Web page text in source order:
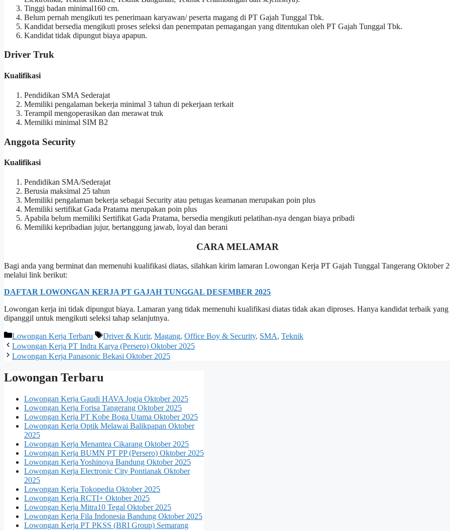
Tinggi badan minimal160 cm.
Belum pernah mengikuti tes penerimaan karyawan/ peserta magang di PT Gajah Tunggal Tbk.
Kandidat bersedia mengikuti proses seleksi dan penempatan pemagangan yang ditentukan oleh PT Gajah Tunggal Tbk.
Kandidat tidak dipungut biaya apapun.
Driver Truk
Kualifikasi
Pendidikan SMA Sederajat
Memiliki pengalaman bekerja minimal 3 tahun di pekerjaan terkait
Terampil mengoperasikan dan merawat truk
Memiliki minimal SIM B2
Anggota Security
Kualifikasi
Pendidikan SMA/Sederajat
Berusia maksimal 25 tahun
Memiliki pengalaman bekerja sebagai Security atau petugas keamanan merupakan poin plus
Memiliki sertifikat Gada Pratama merupakan poin plus
Apabila belum memiliki Sertifikat Gada Pratama, bersedia mengikuti pelatihan-nya dengan biaya pribadi
Memiliki kepribadian jujur, bertanggung jawab, loyal dan berani
CARA MELAMAR
Bagi anda yang berminat dan memenuhi kualifikasi diatas, silahkan kirim lamaran Lowongan Kerja PT Gajah Tunggal Tangerang Oktober
melalui link berikut:
DAFTAR LOWONGAN KERJA PT GAJAH TUNGGAL DESEMBER 2025
Lowongan kerja ini tidak dipungut biaya. Lamaran yang tidak memenuhi kualifikasi diatas tidak akan diproses. Hanya kandidat terbaik yang
dipanggil untuk mengikuti seleksi tahap selanjutnya.
Kategori
Lowongan Kerja Terbaru Tag
Driver & Kurir, Magang, Office Boy & Security, SMA, Teknik
Lowongan Kerja PT Indra Karya (Persero) Oktober 2025
Lowongan Kerja Panasonic Bekasi Oktober 2025
Lowongan Terbaru
Lowongan Kerja Gaudi HAVA Jogja Oktober 2025
Lowongan Kerja Forisa Tangerang Oktober 2025
Lowongan Kerja PT Kobe Boga Utama Oktober 2025
Lowongan Kerja Optik Melawai Balikpapan Oktober
2025
Lowongan Kerja Menantea Cikarang Oktober 2025
Lowongan Kerja BUMN PT PP (Persero) Oktober 2025
Lowongan Kerja Yoshinoya Bandung Oktober 2025
Lowongan Kerja Electronic City Pontianak Oktober
2025
Lowongan Kerja Tokopedia Oktober 2025
Lowongan Kerja RCTI+ Oktober 2025
Lowongan Kerja Mitra10 Tegal Oktober 2025
Lowongan Kerja Fila Indonesia Bandung Oktober 2025
Lowongan Kerja PT PKSS (BRI Group) Semarang